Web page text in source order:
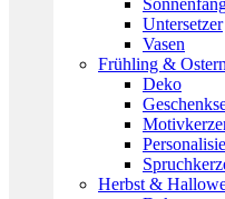
Untersetzer
Vasen
Frühling & Ostern
Deko
Herbst &